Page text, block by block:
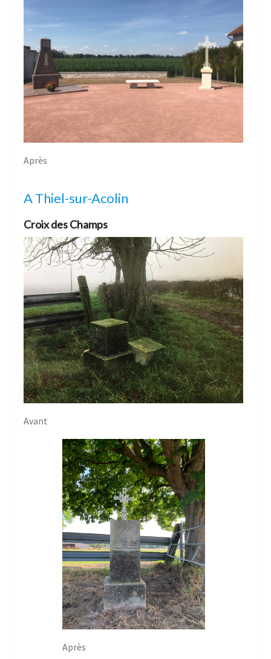
Après
A Thiel-sur-Acolin
Croix des Champs
Avant
Après